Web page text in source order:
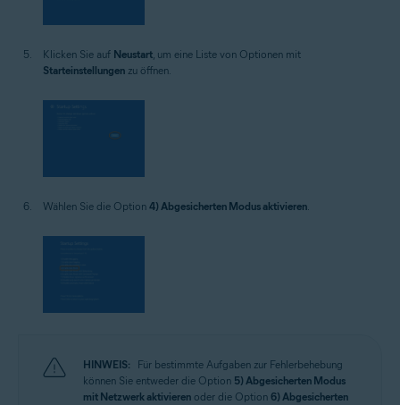
Klicken Sie auf Neustart, um eine Liste von Optionen mit
Starteinstellungen zu öffnen.
Wählen Sie die Option 4) Abgesicherten Modus aktivieren.
HINWEIS:
Für bestimmte Aufgaben zur Fehlerbehebung
können Sie entweder die Option 5) Abgesicherten Modus
mit Netzwerk aktivieren oder die Option 6) Abgesicherten